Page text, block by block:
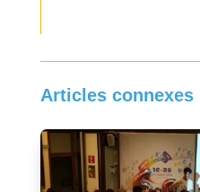
Articles connexes